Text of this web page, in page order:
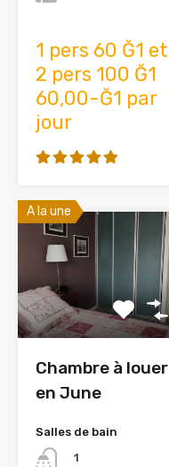
1 pers 60 Ğ1 et
2 pers 100 Ğ1
60,00-Ğ1 par
jour
A la une
Chambre à louer
en June
Salles de bain
1